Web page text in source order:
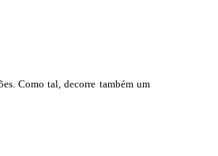
Como tal, decorre também um